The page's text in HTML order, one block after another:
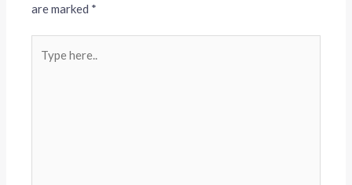
are marked *
here..